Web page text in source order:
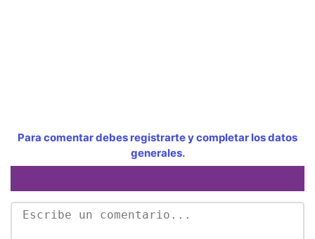
Para comentar debes registrarte y completar los datos
generales.